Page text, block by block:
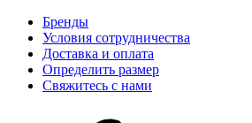
Бренды
Условия сотрудничества
Доставка и оплата
Определить размер
Свяжитесь с нами